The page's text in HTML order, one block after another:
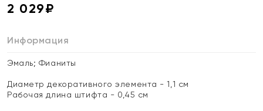
2 029₽
Информация
Эмаль; Фианиты
Диаметр декоративного элемента - 1,1 см
Рабочая длина штифта - 0,45 см